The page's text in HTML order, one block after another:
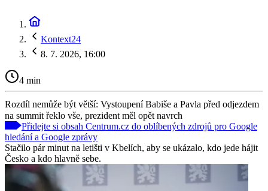
Kontext24
8. 7. 2026, 16:00
4 min
Rozdíl nemůže být větší: Vystoupení Babiše a Pavla před odjezdem
na summit řeklo vše, prezident měl opět navrch
Přidejte si obsah Centrum.cz do oblíbených zdrojů pro Google
hledání a Google zprávy
Stačilo pár minut na letišti v Kbelích, aby se ukázalo, kdo jede hájit
Česko a kdo hlavně sebe.